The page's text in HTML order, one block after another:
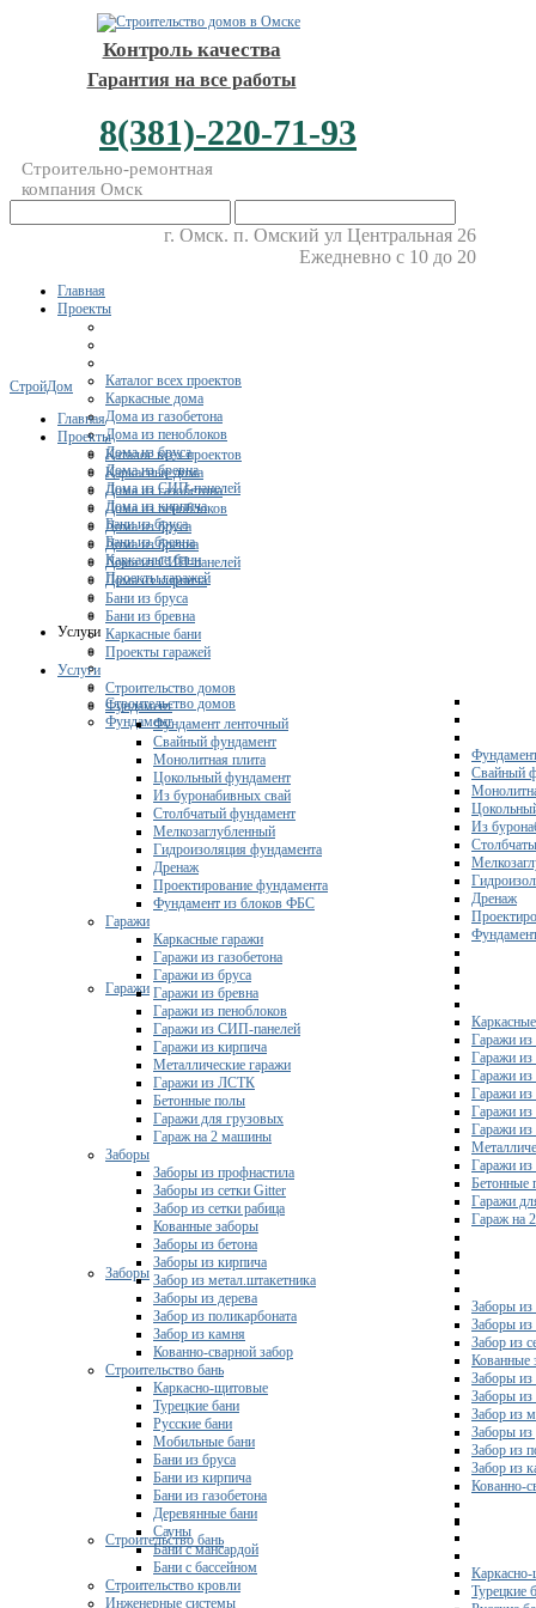
Контроль качества
Гарантия на все работы
8(381)-220-71-93
Строительно-ремонтная
компания Омск
г. Омск. п. Омский ул Центральная 26
Ежедневно с 10 до 20
Главная
Проекты
Каталог всех проектов
Каркасные дома
Дома из газобетона
Дома из пеноблоков
Дома из бруса
Дома из бревна
Дома из СИП-панелей
Дома из кирпича
Бани из бруса
Бани из бревна
Каркасные бани
Проекты гаражей
Услуги
Строительство домов
Фундамент
Свайный
Из
Дренаж
Гаражи
Гаражи из
Гаражи из
Гаражи из
Гаражи из
Гаражи
Гаражи из
Гаражи
Бетонные
Гаражи
Гараж на
Заборы
Заборы из
Заборы из
Забор из
Кованные
Заборы из
Заборы из
Забор из
Заборы из
Забор из
Забор из
Кованно-
Строительство бань
Турецкие
СтройДом
Главная
Проекты
Каталог всех проектов
Каркасные дома
Дома из газобетона
Дома из пеноблоков
Дома из бруса
Дома из бревна
Дома из СИП-панелей
Дома из кирпича
Бани из бруса
Бани из бревна
Каркасные бани
Проекты гаражей
Услуги
Строительство домов
Фундамент
Фундамент ленточный
Свайный фундамент
Монолитная плита
Цокольный фундамент
Из буронабивных свай
Столбчатый фундамент
Мелкозаглубленный
Гидроизоляция фундамента
Дренаж
Проектирование фундамента
Фундамент из блоков ФБС
Гаражи
Каркасные гаражи
Гаражи из газобетона
Гаражи из бруса
Гаражи из бревна
Гаражи из пеноблоков
Гаражи из СИП-панелей
Гаражи из кирпича
Металлические гаражи
Гаражи из ЛСТК
Бетонные полы
Гаражи для грузовых
Гараж на 2 машины
Заборы
Заборы из профнастила
Заборы из сетки Gitter
Забор из сетки рабица
Кованные заборы
Заборы из бетона
Заборы из кирпича
Забор из метал.штакетника
Заборы из дерева
Забор из поликарбоната
Забор из камня
Кованно-сварной забор
Строительство бань
Каркасно-щитовые
Турецкие бани
Русские бани
Мобильные бани
Бани из бруса
Бани из кирпича
Бани из газобетона
Деревянные бани
Сауны
Бани с мансардой
Бани с бассейном
Строительство кровли
Инженерные системы